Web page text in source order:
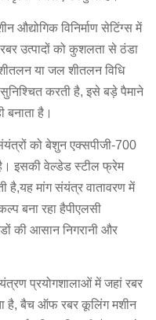
औद्योगिक विनिर्माण सेटिंग्स में
उत्पादों को कुशलता से ठंडा
या जल शीतलन विधि
करती है, इसे बड़े पैमाने
बनाता है।
को बेशुन एक्सपीजी-700
इसकी वेल्डेड स्टील फ्रेम
है,यह मांग संयंत्र वातावरण में
बना रहा हैपीएलसी
की आसान निगरानी और
प्रयोगशालाओं में जहां रबर
है, बैच ऑफ रबर कूलिंग मशीन